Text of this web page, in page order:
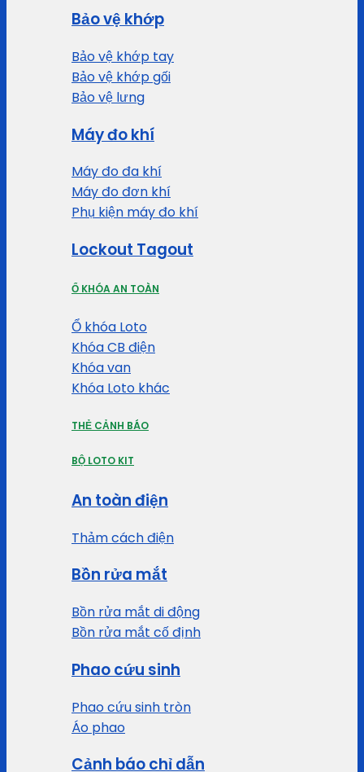
Bảo vệ khớp
Bảo vệ khớp tay
Bảo vệ khớp gối
Bảo vệ lưng
Máy đo khí
Máy đo đa khí
Máy đo đơn khí
Phụ kiện máy đo khí
Lockout Tagout
Ổ KHÓA AN TOÀN
Ổ khóa Loto
Khóa CB điện
Khóa van
Khóa Loto khác
THẺ CẢNH BÁO
BỘ LOTO KIT
An toàn điện
Thảm cách điện
Bồn rửa mắt
Bồn rửa mắt di động
Bồn rửa mắt cố định
Phao cứu sinh
Phao cứu sinh tròn
Áo phao
Cảnh báo chỉ dẫn